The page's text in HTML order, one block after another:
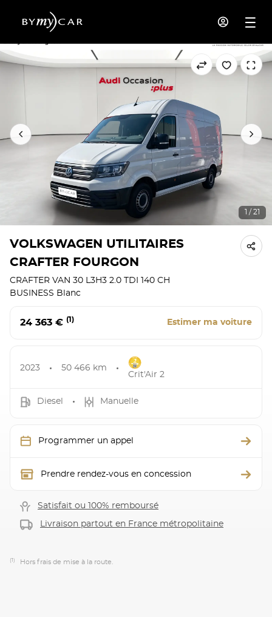
1 / 21
VOLKSWAGEN UTILITAIRES
CRAFTER FOURGON
CRAFTER VAN 30 L3H3 2.0 TDI 140 CH
BUSINESS Blanc
24 363 € (1) Estimer ma voiture
2023 50 466 km
Crit'Air 2
Diesel Manuelle
Programmer un appel
Prendre rendez-vous en concession
Satisfait ou 100% remboursé
Livraison partout en France métropolitaine
(1) Hors frais de mise à la route.